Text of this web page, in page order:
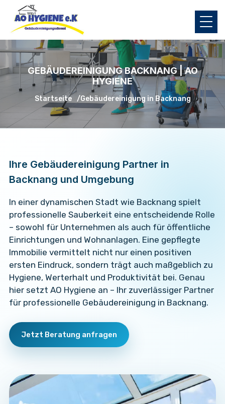
GEBÄUDEREINIGUNG BACKNANG | AO
HYGIENE
Startseite Gebäudereinigung in Backnang
Ihre Gebäudereinigung Partner in
Backnang und Umgebung
In einer dynamischen Stadt wie Backnang spielt
professionelle Sauberkeit eine entscheidende Rolle
– sowohl für Unternehmen als auch für öffentliche
Einrichtungen und Wohnanlagen. Eine gepflegte
Immobilie vermittelt nicht nur einen positiven
ersten Eindruck, sondern trägt auch maßgeblich zu
Hygiene, Werterhalt und Produktivität bei. Genau
hier setzt AO Hygiene an – Ihr zuverlässiger Partner
für professionelle Gebäudereinigung in Backnang.
Jetzt Beratung anfragen